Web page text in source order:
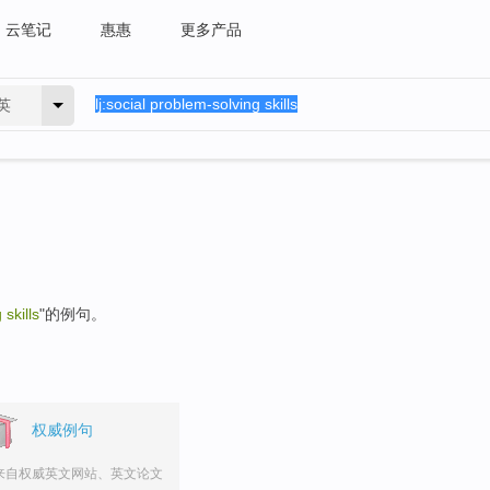
云笔记 惠惠 更多产品
skills"的例句。
权威例句
自权威英文网站、英文论文